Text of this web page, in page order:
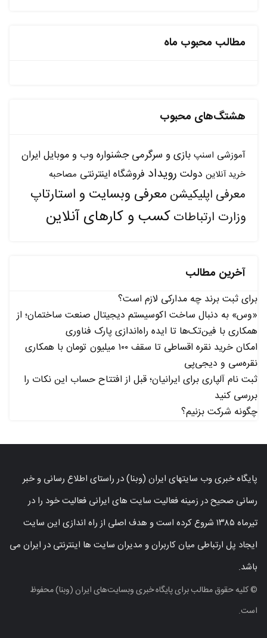
مطالب محبوب ماه
هشتگ‌های محبوب
آموزشی اسنپ بازی و سرگرمی جشنواره وب و موبایل ایران
خرید آنلاین دولت رویداد فروشگاه اینترنتی مصاحبه
معرفی اپلیکیشن معرفی وبسایت و استارتاپ
وزارت ارتباطاتکسب و کارهای آنلاین
آخرین مطالب
برای ثبت برند چه مدارکی لازم است؟
«وس» به دنبال ساخت اکوسیستم دیجیتال صنعت ساختمان؛ از
همکاری با فین‌تک‌ها تا ایده راه‌اندازی پارک فناوری
امکان خرید نقره اقساطی تا سقف ۱۰۰ میلیون تومان با همکاری
نقره‌سی و دیجی‌پی
ثبت نام آلپاری برای ایرانیان؛ قبل از افتتاح حساب این نکات را
بررسی کنید
چگونه شرکت بزنیم؟
پایگاه خبری وب سایتهای ایران (وبنا) در راستای اطلاع رسانی و خبر
رسانی صحیح در زمینه فعالیت سایت های ایرانی فعالیت خود را در
تیرماه ۱۳۸۵ شروع کرده است و هدف اصلی از راه اندازی این سایت
ایجاد پل ارتباطی میان کاربران و مدیران سایت ها اینترنتی در ایران می
باشد.
© کلیه حقوق مطالب برای پایگاه خبری وبسایت‌های ایران (وبنا) محفوظ
است.